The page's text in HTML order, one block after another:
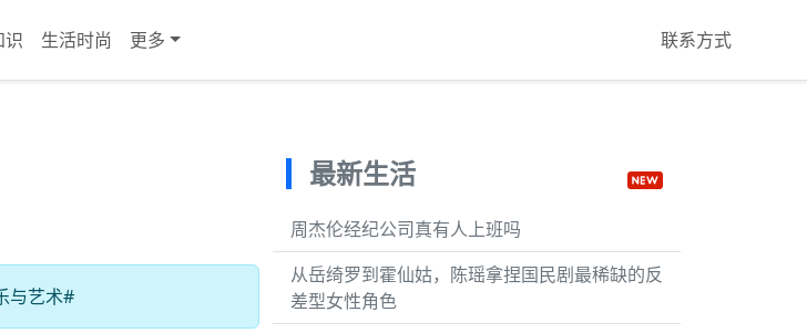
识 生活时尚 更多 联系方式
与艺术#
最新生活
周杰伦经纪公司真有人上班吗
从岳绮罗到霍仙姑，陈瑶拿捏国民剧最稀缺的反
差型女性角色